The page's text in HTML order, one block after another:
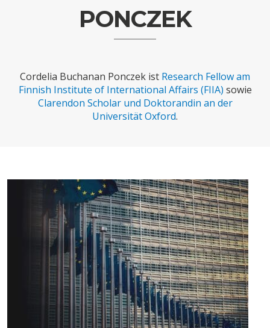
ECONOMISTS FOR FUTURE
DEUTSCHLAND
PONCZEK
Cordelia Buchanan Ponczek ist Research Fellow am
Finnish Institute of International Affairs (FIIA) sowie
Clarendon Scholar und Doktorandin an der
Universität Oxford.